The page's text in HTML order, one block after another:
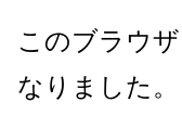
メ
ン
ペ
ジ
このブラウ
なりました。